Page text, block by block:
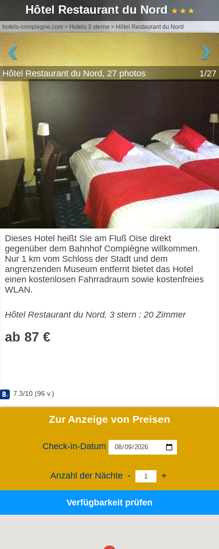
Hôtel Restaurant du Nord ★ ★ ★
hotels-compiegne.com > Hotels 3 sterne > Hôtel Restaurant du Nord
‹ ›
Hôtel Restaurant du Nord, 27 photos 1/27
Dieses Hotel heißt Sie am Fluß Oise direkt
gegenüber dem Bahnhof Compiègne willkommen.
Nur 1 km vom Schloss der Stadt und dem
angrenzenden Museum entfernt bietet das Hotel
einen kostenlosen Fahrradraum sowie kostenfreies
WLAN.
Hôtel Restaurant du Nord, 3 stern : 20 Zimmer
ab 87 €
7.3/10 (96 v.)
Zur Anzeige von Preisen
Check-in-Datum
Anzahl der Nächte - +
Verfügbarkeit prüfen